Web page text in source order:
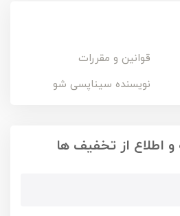
قوانین و مقررات
نویسنده سیناپسی شو
اطلاع از تخفیف ها